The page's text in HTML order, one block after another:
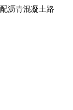
沥青混凝土路